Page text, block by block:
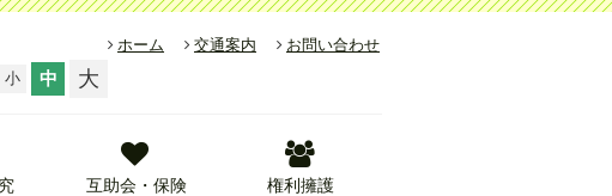
ホーム 交通案内 お問い合わせ
小 中 大
互助会・保険 権利擁護